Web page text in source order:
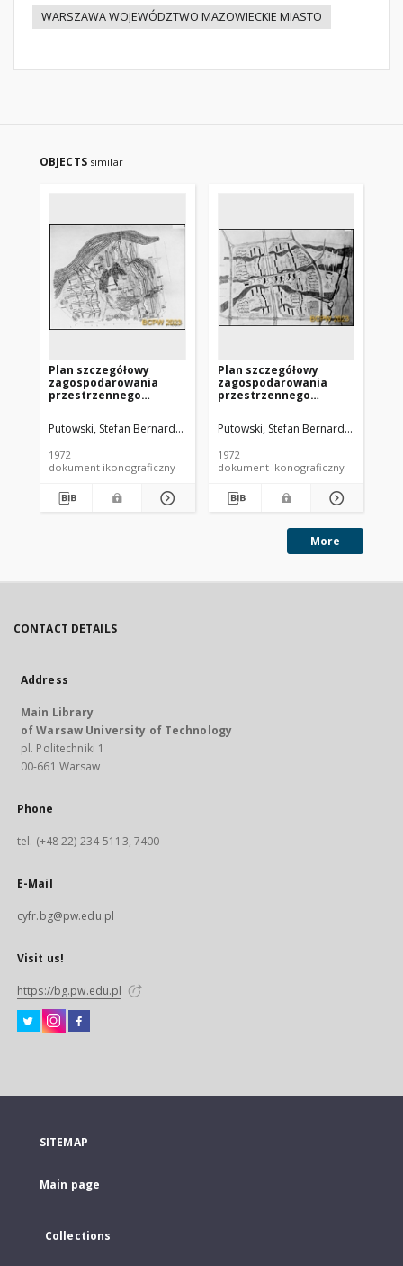
WARSZAWA WOJEWÓDZTWO MAZOWIECKIE MIASTO
OBJECTS similar
Plan szczegółowy
zagospodarowania
przestrzennego
mieszkaniowego
Ursynów Południowy w
SARP nr 499 : praca nr 6.
Zdj. 2
Putowski, Stefan Bernard (1903-1985). Architekt Konopka, Krystyna
1972
dokument ikonograficzny
Plan szczegółowy
zagospodarowania
przestrzennego
mieszkaniowego
Ursynów Południowy w
SARP nr 499 : praca nr 6.
Zdj. 1
Putowski, Stefan Bernard (1903-
1972
dokument ikonograficzny
More
CONTACT DETAILS
Address
Main Library
of Warsaw University of Technology
pl. Politechniki 1
00-661 Warsaw
Phone
tel. (+48 22) 234-5113, 7400
E-Mail
cyfr.bg@pw.edu.pl
Visit us!
https://bg.pw.edu.pl
SITEMAP
Main page
Collections